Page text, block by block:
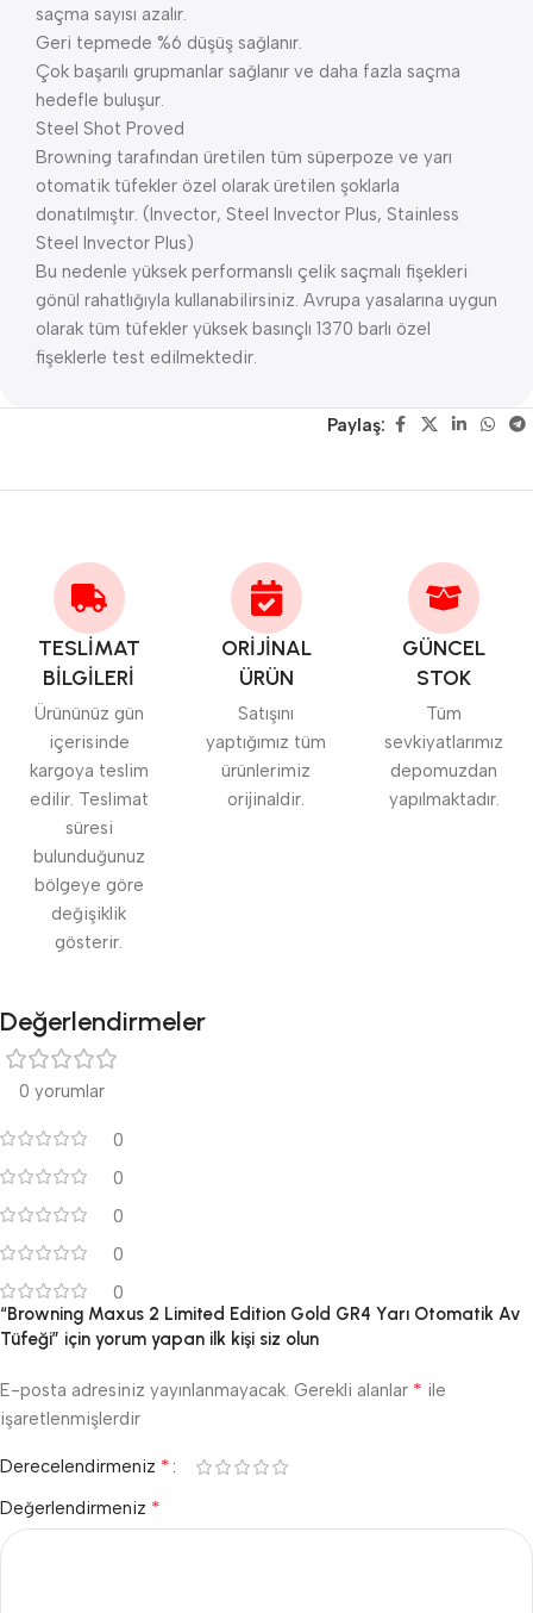
saçma sayısı azalır.
Geri tepmede %6 düşüş sağlanır.
Çok başarılı grupmanlar sağlanır ve daha fazla saçma
hedefle buluşur.
Steel Shot Proved
Browning tarafından üretilen tüm süperpoze ve yarı
otomatik tüfekler özel olarak üretilen şoklarla
donatılmıştır. (Invector, Steel Invector Plus, Stainless
Steel Invector Plus)
Bu nedenle yüksek performanslı çelik saçmalı fişekleri
gönül rahatlığıyla kullanabilirsiniz. Avrupa yasalarına uygun
olarak tüm tüfekler yüksek basınçlı 1370 barlı özel
fişeklerle test edilmektedir.
Paylaş:
TESLİMAT
BİLGİLERİ
Ürününüz gün
içerisinde
kargoya teslim
edilir. Teslimat
süresi
bulunduğunuz
bölgeye göre
değişiklik
gösterir.
ORİJİNAL
ÜRÜN
Satışını
yaptığımız tüm
ürünlerimiz
orijinaldir.
GÜNCEL
STOK
Tüm
sevkiyatlarımız
depomuzdan
yapılmaktadır.
Değerlendirmeler
0 yorumlar
0
0
0
0
0
“Browning Maxus 2 Limited Edition Gold GR4 Yarı Otomatik Av
Tüfeği” için yorum yapan ilk kişi siz olun
E-posta adresiniz yayınlanmayacak. Gerekli alanlar * ile
işaretlenmişlerdir
Derecelendirmeniz *
Değerlendirmeniz *